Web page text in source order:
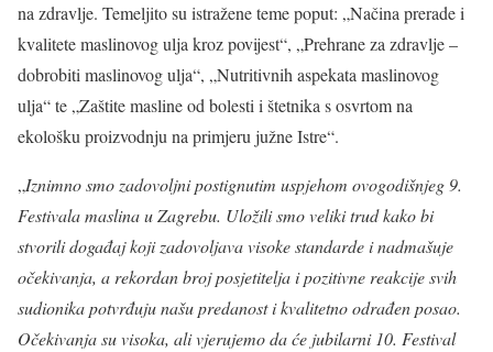
na zdravlje. Temeljito su istražene teme poput: „Načina prerade i
kvalitete maslinovog ulja kroz povijest“, „Prehrane za zdravlje –
dobrobiti maslinovog ulja“, „Nutritivnih aspekata maslinovog
ulja“ te „Zaštite masline od bolesti i štetnika s osvrtom na
ekološku proizvodnju na primjeru južne Istre“.
„Iznimno smo zadovoljni postignutim uspjehom ovogodišnjeg 9.
Festivala maslina u Zagrebu. Uložili smo veliki trud kako bi
stvorili događaj koji zadovoljava visoke standarde i nadmašuje
očekivanja, a rekordan broj posjetitelja i pozitivne reakcije svih
sudionika potvrđuju našu predanost i kvalitetno odrađen posao.
Očekivanja su visoka, ali vjerujemo da će jubilarni 10. Festival